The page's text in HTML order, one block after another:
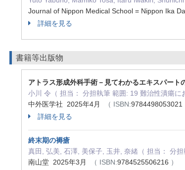
Journal of Nippon Medical School = Nippon
詳細を見る
書籍等出版物
アトラス形成外科手術－見てわかるエキスパート
小川 令（ 担当： 分担執筆 範囲: 19 難治性潰瘍に
中外医学社 2025年4月
（ ISBN:9784498053021
詳細を見る
終末期の褥瘡
真田, 弘美, 石澤, 美保子, 玉井, 奈緒（ 担当： 分
南山堂 2025年3月
（ ISBN:9784525506216 ）